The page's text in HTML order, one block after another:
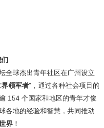
全球杰出青年社区在广州设立
领军者"，通过各种社会项目的
154 个国家和地区的青年才俊
各地的经验和智慧，共同推动
界！